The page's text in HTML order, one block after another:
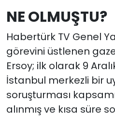
NE OLMUŞTU?
Habertürk TV Genel
görevini üstlenen
Ersoy; ilk olarak 9
İstanbul merkezli bir
soruşturması
alınmış ve kısa süre